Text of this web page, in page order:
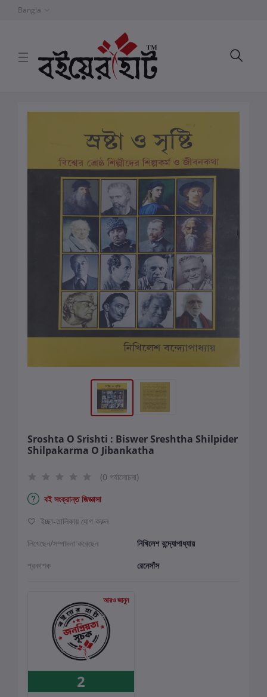
Bangla
Sroshta O Srishti : Biswer Sreshtha Shilpider
Shilpakarma O Jibankatha
(0 পর্যালোচনা)
বই সংক্রান্ত জিজ্ঞাসা
ইচ্ছা-তালিকায় যোগ করুন
লিখেছেন/সম্পাদনা করেছেন
নিখিলেশ বন্দ্যোপাধ্যায়
প্রকাশক
রেনেসাঁস
আরও জানুন
2